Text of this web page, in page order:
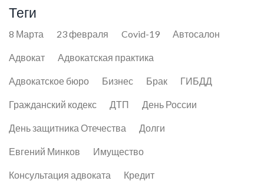
Теги
8 Марта 23 февраля Covid-19 Автосалон
Адвокат Адвокатская практика
Адвокатское бюро Бизнес Брак ГИБДД
Гражданский кодекс ДТП День России
День защитника Отечества Долги
Евгений Минков Имущество
Консультация адвоката Кредит